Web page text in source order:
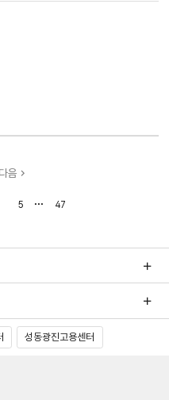
5
마지막으로
47
다음
성동광진고용센터